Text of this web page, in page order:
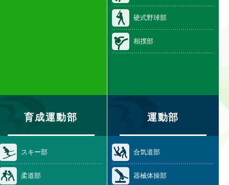
硬式野球部
相撲部
育成運動部
スキー部
柔道部
運動部
合気道部
器械体操部